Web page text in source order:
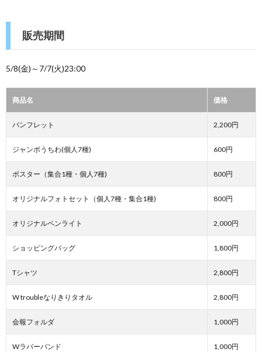
販売期間
5/8(金)～7/7(火)23:00
商品名 価格
パンフレット 2,200円
ジャンボうちわ(個人7種) 600円
ポスター（集合1種・個人7種) 800円
オリジナルフォトセット（個人7種・集合1種) 800円
オリジナルペンライト 2,000円
ショッピングバッグ 1,800円
Tシャツ 2,800円
W troubleなりきりタオル 2,800円
会報フォルダ 1,000円
Wラバーバンド 1,000円